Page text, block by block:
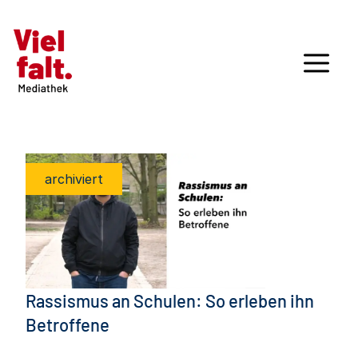
archiviert
Rassismus an Schulen: So erleben ihn
Betroffene